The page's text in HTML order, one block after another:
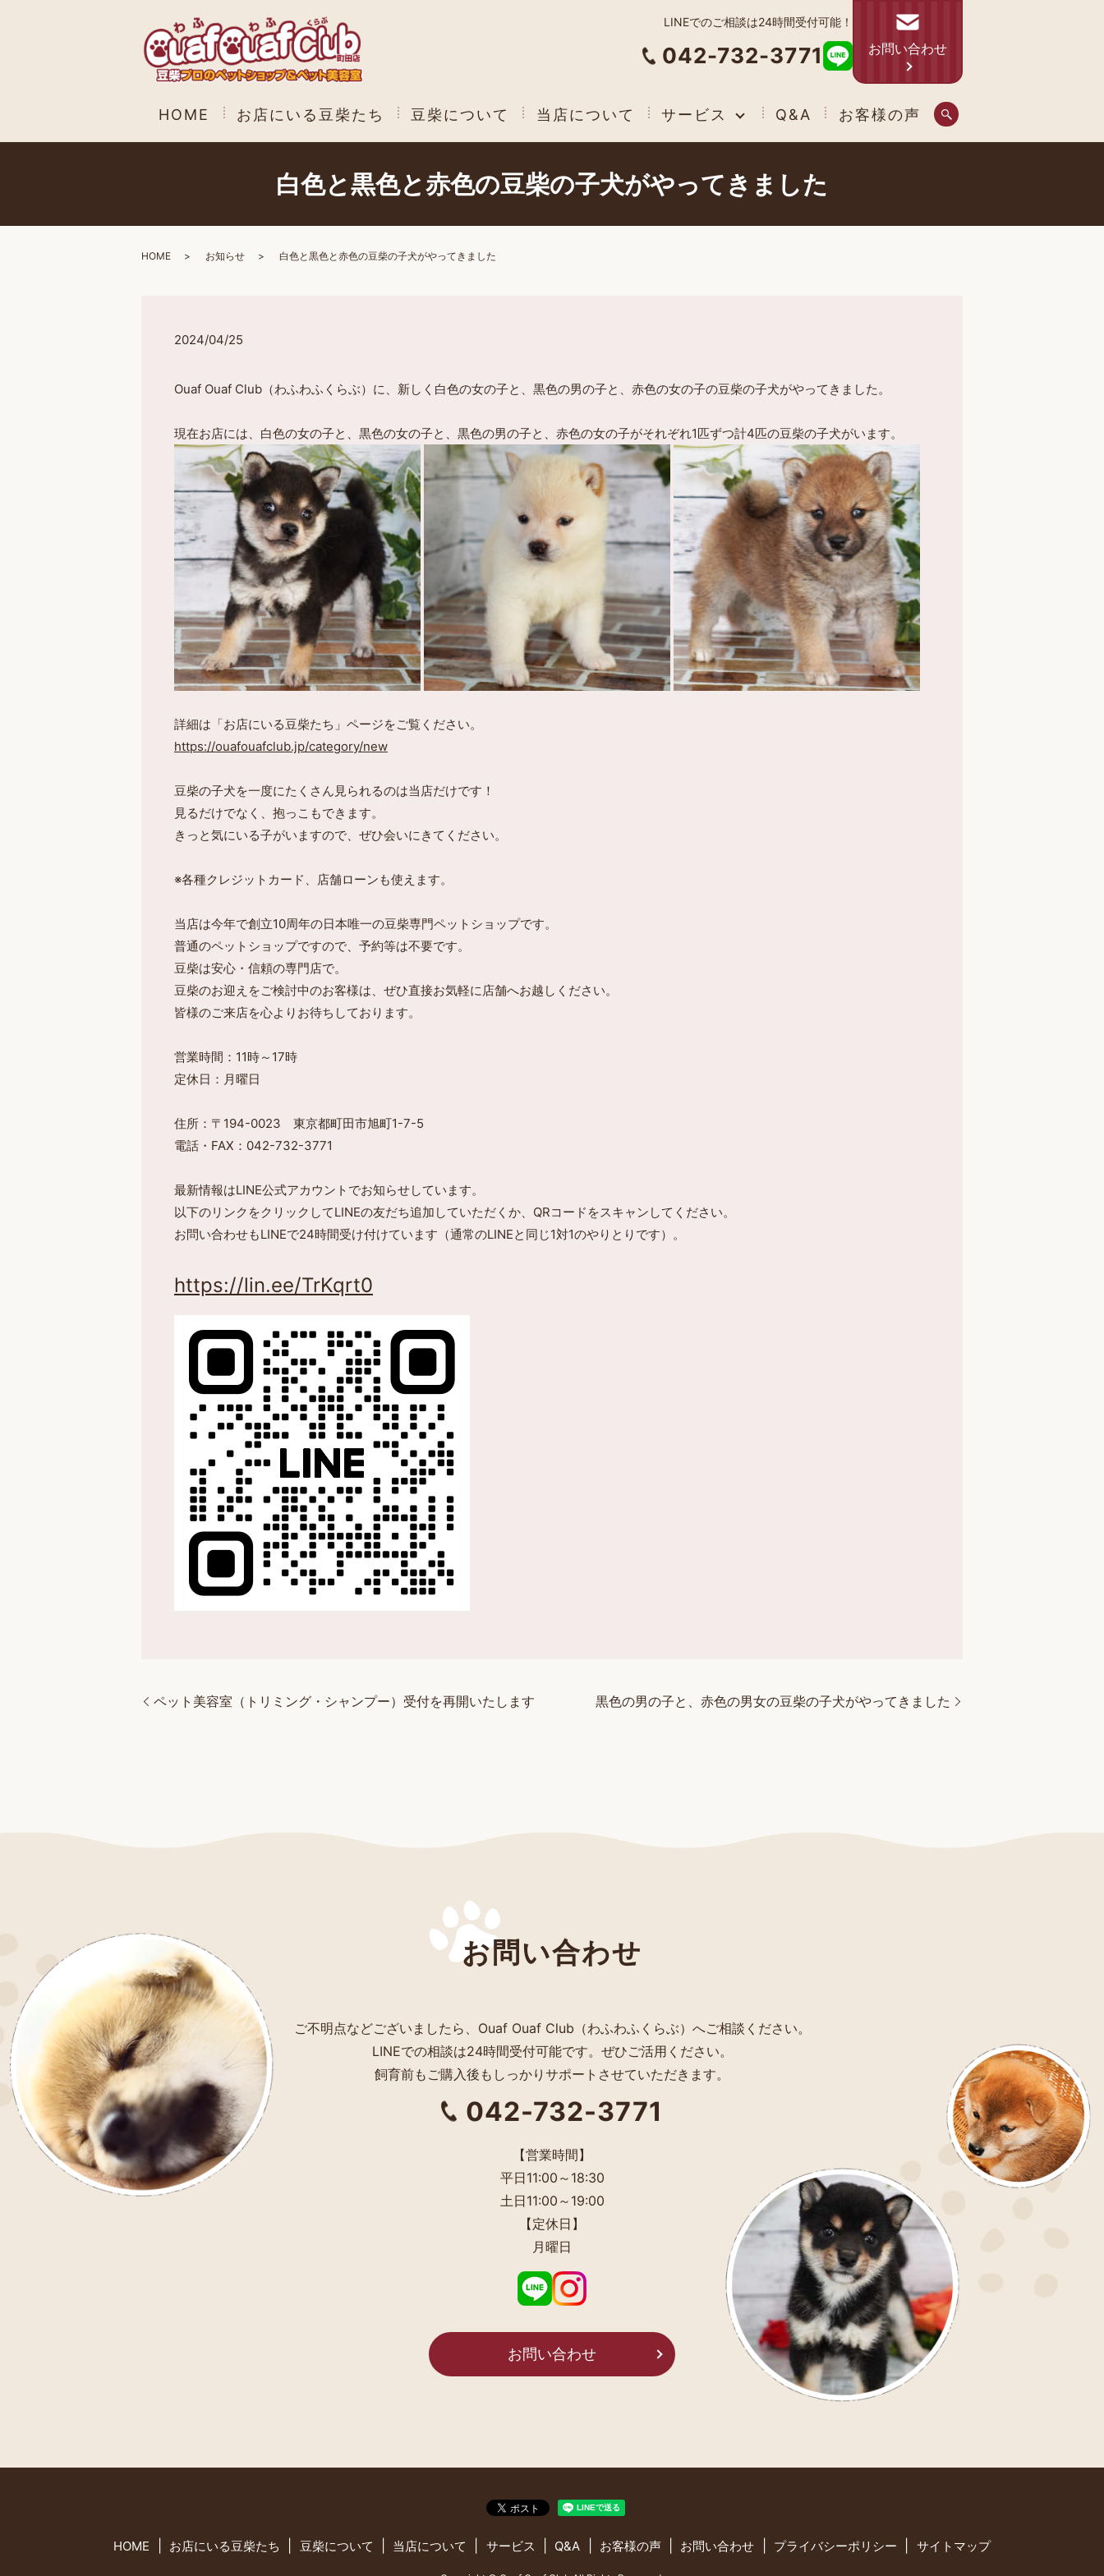
HOME お店にいる豆柴たち 豆柴について 当店について サービス Q&A お客様の声
LINEでのご相談は24時間受付可能！
042-732-3771 お問い合わせ
白色と黒色と赤色の豆柴の子犬がやってきました
HOME お知らせ 白色と黒色と赤色の豆柴の子犬がやってきました
2024/04/25
Ouaf Ouaf Club（わふわふくらぶ）に、新しく白色の女の子と、黒色の男の子と、赤色の女の子の豆柴の子犬がやってきました。
現在お店には、白色の女の子と、黒色の女の子と、黒色の男の子と、赤色の女の子がそれぞれ1匹ずつ計4匹の豆柴の子犬がいます。
詳細は「お店にいる豆柴たち」ページをご覧ください。
https://ouafouafclub.jp/category/new
豆柴の子犬を一度にたくさん見られるのは当店だけです！
見るだけでなく、抱っこもできます。
きっと気にいる子がいますので、ぜひ会いにきてください。
※各種クレジットカード、店舗ローンも使えます。
当店は今年で創立10周年の日本唯一の豆柴専門ペットショップです。
普通のペットショップですので、予約等は不要です。
豆柴は安心・信頼の専門店で。
豆柴のお迎えをご検討中のお客様は、ぜひ直接お気軽に店舗へお越しください。
皆様のご来店を心よりお待ちしております。
営業時間：11時～17時
定休日：月曜日
住所：〒194-0023 東京都町田市旭町1-7-5
電話・FAX：042-732-3771
最新情報はLINE公式アカウントでお知らせしています。
以下のリンクをクリックしてLINEの友だち追加していただくか、QRコードをスキャンしてください。
お問い合わせもLINEで24時間受け付けています（通常のLINEと同じ1対1のやりとりです）。
https://lin.ee/TrKqrt0
ペット美容室（トリミング・シャンプー）受付を再開いたします 黒色の男の子と、赤色の男女の豆柴の子犬がやってきました
お問い合わせ
ご不明点などございましたら、Ouaf Ouaf Club（わふわふくらぶ）へご相談ください。
LINEでの相談は24時間受付可能です。ぜひご活用ください。
飼育前もご購入後もしっかりサポートさせていただきます。
042-732-3771
【営業時間】
平日11:00～18:30
土日11:00～19:00
【定休日】
月曜日
お問い合わせ
HOME お店にいる豆柴たち 豆柴について 当店について サービス Q&A お客様の声 お問い合わせ プライバシーポリシー サイトマップ